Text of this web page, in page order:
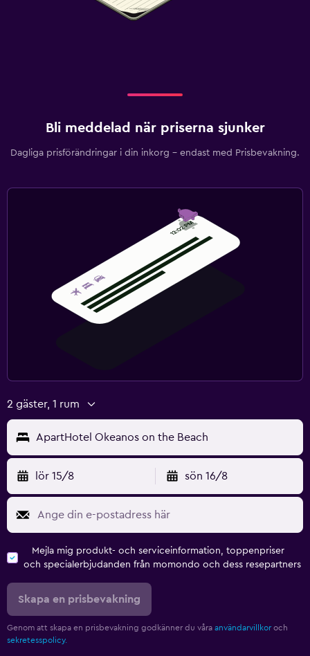
Bli meddelad när priserna sjunker
Dagliga prisförändringar i din inkorg – endast med Prisbevakning.
2 gäster, 1 rum
ApartHotel Okeanos on the Beach
lör 15/8 sön 16/8
Mejla mig produkt- och serviceinformation, toppenpriser
och specialerbjudanden från momondo och dess resepartners
Skapa en prisbevakning
Genom att skapa en prisbevakning godkänner du våra användarvillkor och
sekretesspolicy.